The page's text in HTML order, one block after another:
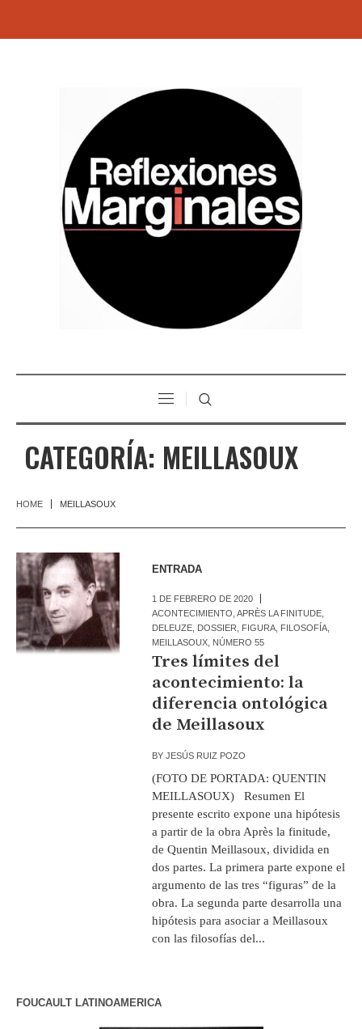
CATEGORÍA: MEILLASOUX
HOME MEILLASOUX
ENTRADA
1 DE FEBRERO DE 2020
ACONTECIMIENTO ,APRÈS LA FINITUDE
DELEUZE DOSSIER FIGURA FILOSOFÍA
MEILLASOUX NÚMERO 55
Tres límites del
acontecimiento: la
diferencia ontológica
de Meillasoux
BYJESÚS RUIZ POZO
(FOTO DE PORTADA: QUENTIN
MEILLASOUX) Resumen El
presente escrito expone una hipótesis
a partir de la obra Après la finitude,
de Quentin Meillasoux, dividida en
dos partes. La primera parte expone el
argumento de las tres “figuras” de la
obra. La segunda parte desarrolla una
hipótesis para asociar a Meillasoux
con las filosofías del...
FOUCAULT LATINOAMERICA